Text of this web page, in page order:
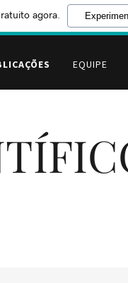
agora.
EQUIPE